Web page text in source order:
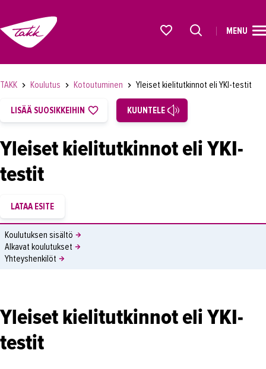
YRITYKSILLE
TAKK
OMA TAKK
YHTEYSTIEDOT
IN ENGLISH
MENU
TAKK Koulutus Kotoutuminen Yleiset kielitutkinnot eli YKI-testit
LISÄÄ SUOSIKKEIHIN KUUNTELE
Yleiset kielitutkinnot eli YKI-
testit
Koulutuksen sisältö
Alkavat koulutukset
Yhteyshenkilöt
Yleiset kielitutkinnot eli YKI-
testit